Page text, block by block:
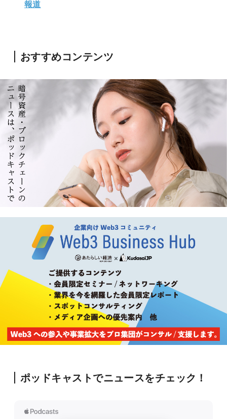
報道
おすすめコンテンツ
ポッドキャストでニュースをチェック！